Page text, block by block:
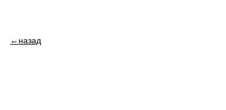
←назад